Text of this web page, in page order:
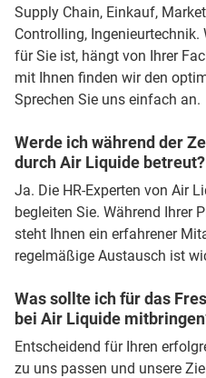
Supply Chain, Einkauf,
Controlling, Ingenieurtechnik.
für Sie ist, hängt von Ihrer
mit Ihnen finden wir den
Sprechen Sie uns einfach an.
Werde ich während der
durch Air Liquide betreut?
Ja. Die HR-Experten von Air
begleiten Sie. Während Ihrer
steht Ihnen ein erfahrener
regelmäßige Austausch ist
Was sollte ich für das
bei Air Liquide
Entscheidend für Ihren
zu uns passen und unsere